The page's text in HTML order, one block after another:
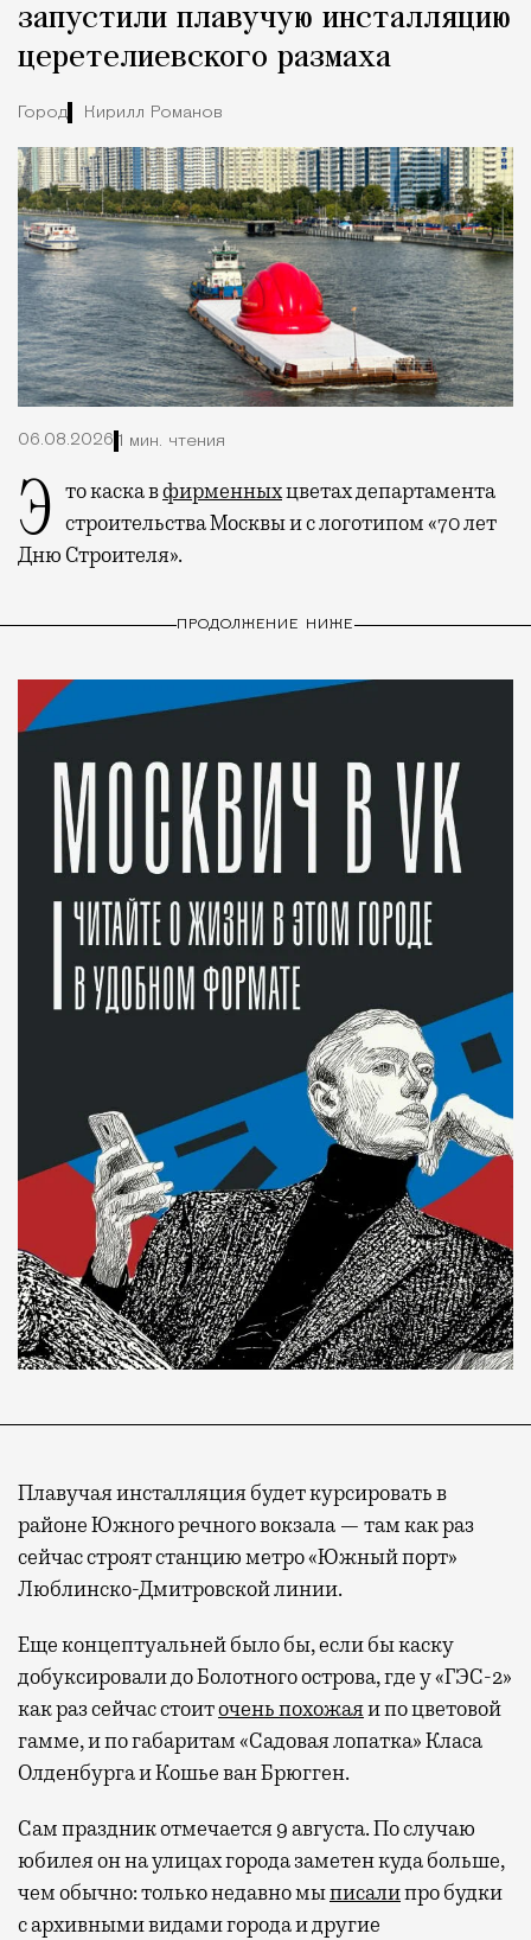
запустили плавучую инсталляцию
церетелиевского размаха
Город Кирилл Романов
06.08.2026 1 мин. чтения
Это каска вфирменныхцветах департамента
строительства Москвы и с логотипом «70 лет
Дню Строителя».
ПРОДОЛЖЕНИЕ НИЖЕ
Плавучая инсталляция будет курсировать в
районе Южного речного вокзала — там как раз
сейчас строят станцию метро «Южный порт»
Люблинско-Дмитровской линии.
Еще концептуальней было бы, если бы каску
добуксировали до Болотного острова, где у «ГЭС-2»
как раз сейчас стоиточень похожаяи по цветовой
гамме, и по габаритам «Садовая лопатка» Класа
Олденбурга и Кошье ван Брюгген.
Сам праздник отмечается 9 августа. По случаю
юбилея он на улицах города заметен куда больше,
чем обычно: только недавно мыписалипро будки
с архивными видами города и другие